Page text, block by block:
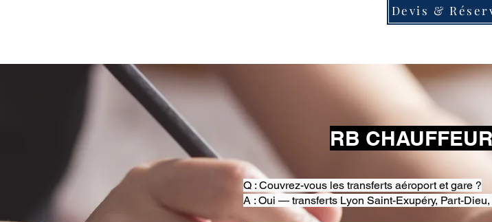
Devis &
RB
Q : Couvrez-vous les transferts aéroport et gare ?
A : Oui — transferts Lyon Saint-Exupéry, Part-